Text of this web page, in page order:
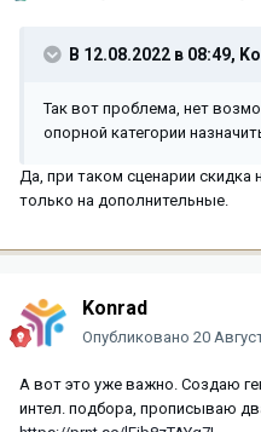
В 12.08.2022 в 08:49,
Так вот проблема, нет
опорной категории
Да, при таком сценарии скидка
только на дополнительные.
Konrad
Опубликовано 20
А вот это уже важно. Создаю
интел. подбора, прописываю